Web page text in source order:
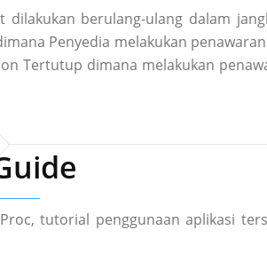
berulang-ulang dalam
Penyedia melakukan
Tertutup dimana melakukan
tutorial penggunaan aplikasi